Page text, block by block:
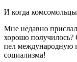
И когда
Мне недавно
хорошо получилось?
пел международную
социализма!